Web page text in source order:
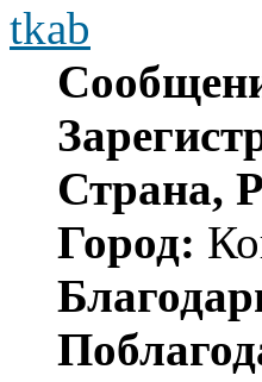
tkab
Страна,
Город: